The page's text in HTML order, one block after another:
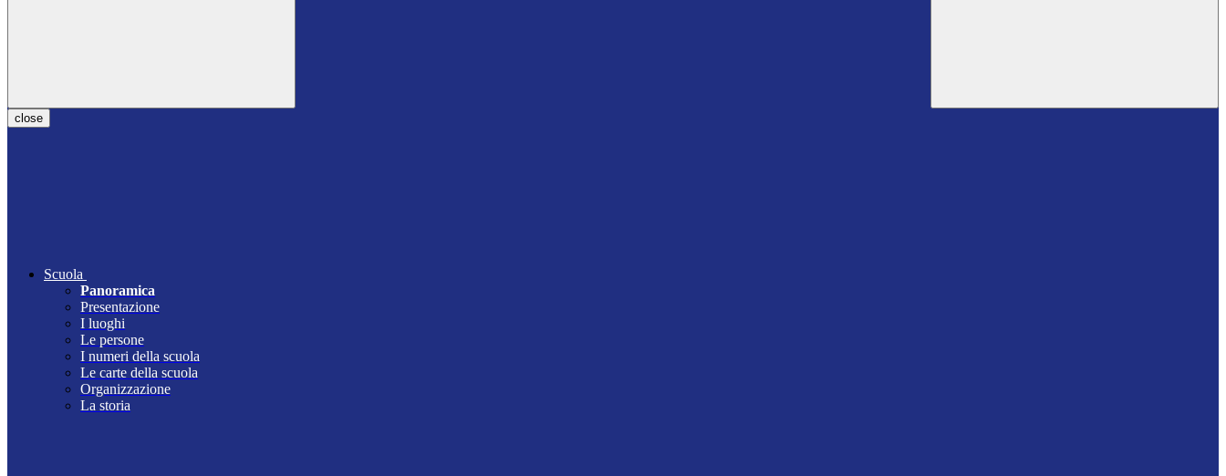
close
Scuola
Panoramica
Presentazione
I luoghi
Le persone
I numeri della scuola
Le carte della scuola
Organizzazione
La storia